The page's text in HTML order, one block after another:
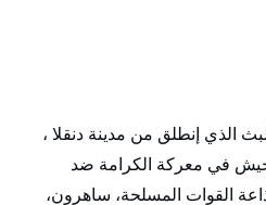
الذي إنطلق من مدينة دنقلا ،
في معركة الكرامة ضد
القوات المسلحة، ساهرون،